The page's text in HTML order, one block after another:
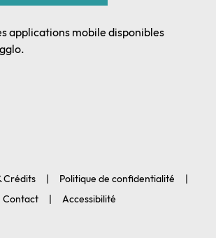
applications mobile disponibles
Crédits
Politique de confidentialité
Contact
Accessibilité